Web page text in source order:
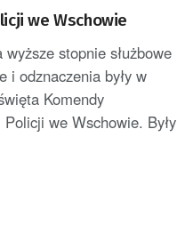
we Wschowie
wyższe stopnie służbowe
i odznaczenia były w
Komendy
we Wschowie. Były